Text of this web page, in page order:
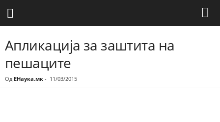
Апликација за заштита на
пешаците
Од ЕНаука.мк - 11/03/2015